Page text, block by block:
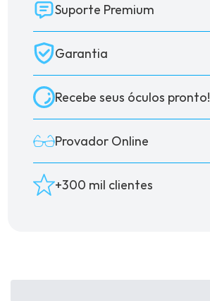
Suporte Premium
Garantia
Recebe seus óculos pronto!
Provador Online
+300 mil clientes